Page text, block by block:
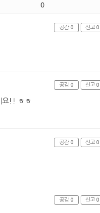
0
공감 0 신고 0
요!! ㅎㅎ
공감 0 신고 0
공감 0 신고 0
공감 0 신고 0